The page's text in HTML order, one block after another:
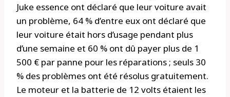
Juke essence ont déclaré que leur voiture avait
un problème, 64 % d’entre eux ont déclaré que
leur voiture était hors d’usage pendant plus
d’une semaine et 60 % ont dû payer plus de 1
500 € par panne pour les réparations ; seuls 30
% des problèmes ont été résolus gratuitement.
Le moteur et la batterie de 12 volts étaient les